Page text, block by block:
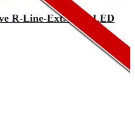
R-Line-Ext. Navi LED